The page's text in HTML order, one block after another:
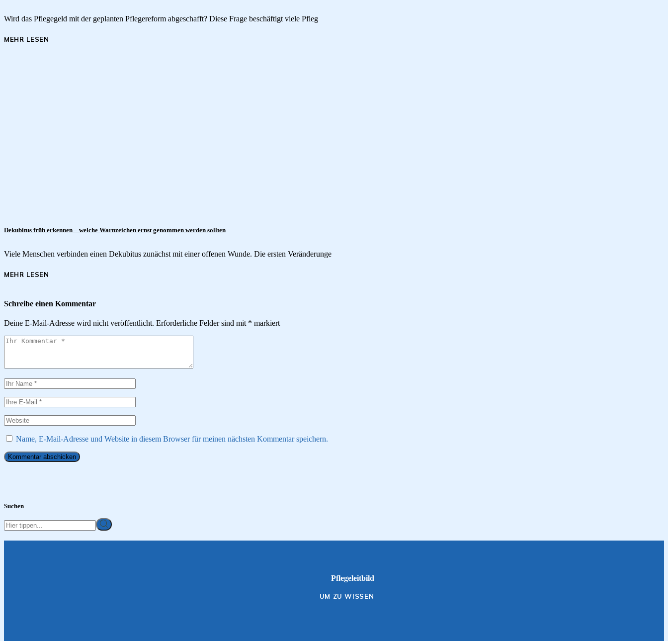
Wird das Pflegegeld mit der geplanten Pflegereform abgeschafft? Diese Frage beschäftigt viele Pfleg
MEHR LESEN
Dekubitus früh erkennen – welche Warnzeichen ernst genommen werden sollten
Viele Menschen verbinden einen Dekubitus zunächst mit einer offenen Wunde. Die ersten Veränderunge
MEHR LESEN
Schreibe einen Kommentar
Deine E-Mail-Adresse wird nicht veröffentlicht. Erforderliche Felder sind mit * markiert
Name, E-Mail-Adresse und Website in diesem Browser für meinen nächsten Kommentar speichern.
Kommentar abschicken
Suchen
Suche
Pflegeleitbild
UM ZU WISSEN